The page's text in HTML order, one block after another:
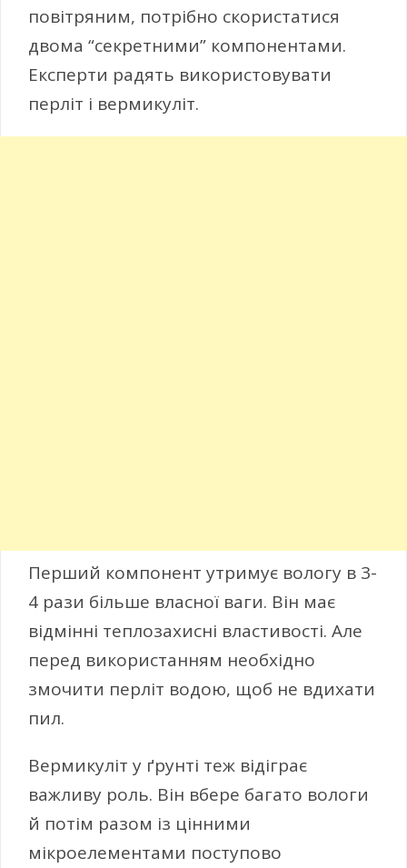
повітряним, потрібно скористатися
двома “секретними” компонентами.
Експерти радять використовувати
перліт і вермикуліт.
Перший компонент утримує вологу в 3-
4 рази більше власної ваги. Він має
відмінні теплозахисні властивості. Але
перед використанням необхідно
змочити перліт водою, щоб не вдихати
пил.
Вермикуліт у ґрунті теж відіграє
важливу роль. Він вбере багато вологи
й потім разом із цінними
мікроелементами поступово